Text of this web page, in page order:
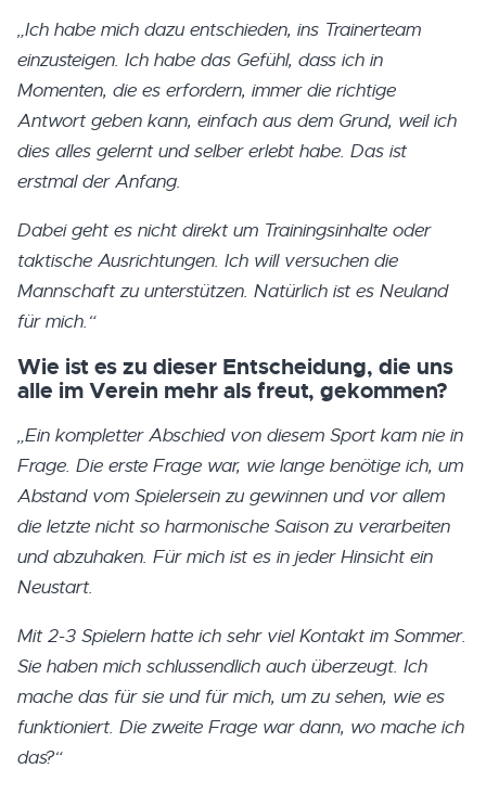
„Ich habe mich dazu entschieden, ins Trainerteam
einzusteigen. Ich habe das Gefühl, dass ich in
Momenten, die es erfordern, immer die richtige
Antwort geben kann, einfach aus dem Grund, weil ich
dies alles gelernt und selber erlebt habe. Das ist
erstmal der Anfang.
Dabei geht es nicht direkt um Trainingsinhalte oder
taktische Ausrichtungen. Ich will versuchen die
Mannschaft zu unterstützen. Natürlich ist es Neuland
für mich.“
Wie ist es zu dieser Entscheidung, die uns
alle im Verein mehr als freut, gekommen?
„Ein kompletter Abschied von diesem Sport kam nie in
Frage. Die erste Frage war, wie lange benötige ich, um
Abstand vom Spielersein zu gewinnen und vor allem
die letzte nicht so harmonische Saison zu verarbeiten
und abzuhaken. Für mich ist es in jeder Hinsicht ein
Neustart.
Mit 2-3 Spielern hatte ich sehr viel Kontakt im Sommer.
Sie haben mich schlussendlich auch überzeugt. Ich
mache das für sie und für mich, um zu sehen, wie es
funktioniert. Die zweite Frage war dann, wo mache ich
das?“